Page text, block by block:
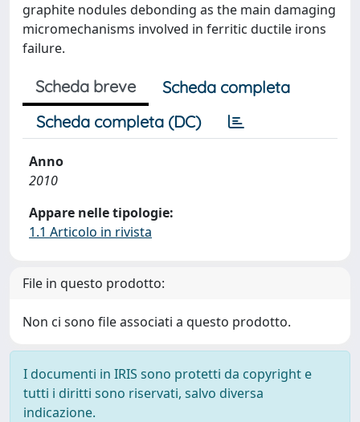
graphite nodules debonding as the main damaging
micromechanisms involved in ferritic ductile irons
failure.
Scheda breve
Scheda completa
Scheda completa (DC)
Anno
2010
Appare nelle tipologie:
1.1 Articolo in rivista
File in questo prodotto:
Non ci sono file associati a questo prodotto.
I documenti in IRIS sono protetti da copyright e
tutti i diritti sono riservati, salvo diversa
indicazione.